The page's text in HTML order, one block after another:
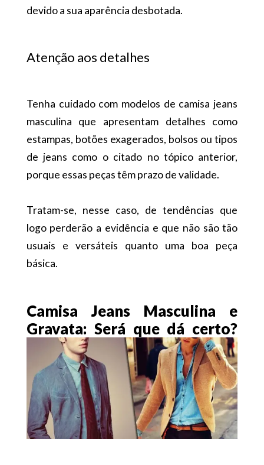
devido a sua aparência desbotada.
Atenção aos detalhes
Tenha cuidado com modelos de camisa jeans
masculina que apresentam detalhes como
estampas, botões exagerados, bolsos ou tipos
de jeans como o citado no tópico anterior,
porque essas peças têm prazo de validade.
Tratam-se, nesse caso, de tendências que
logo perderão a evidência e que não são tão
usuais e versáteis quanto uma boa peça
básica.
Camisa Jeans Masculina e
Gravata: Será que dá certo?